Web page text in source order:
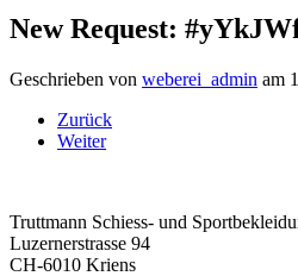
New Request:
Geschrieben von weberei_admin am
Zurück
Weiter
Truttmann Schiess- und
Luzernerstrasse 94
CH-6010 Kriens